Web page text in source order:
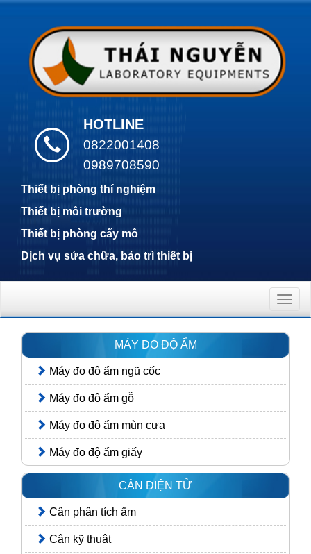
HOTLINE
0822001408
0989708590
Thiết bị phòng thí nghiệm
Thiết bị môi trường
Thiết bị phòng cấy mô
Dịch vụ sửa chữa, bảo trì thiết bị
MÁY ĐO ĐỘ ẨM
Máy đo độ ẩm ngũ cốc
Máy đo độ ẩm gỗ
Máy đo độ ẩm mùn cưa
Máy đo độ ẩm giấy
CÂN ĐIỆN TỬ
Cân phân tích ẩm
Cân kỹ thuật